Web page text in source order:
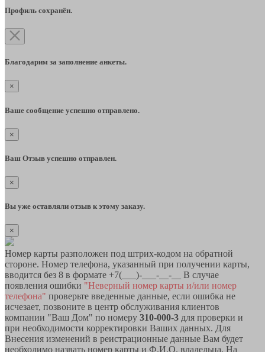
Профиль сохранён.
Благодарим за заполнение анкеты.
×
Ваше сообщение успешно отправлено.
×
Ваш Отзыв успешно отправлен.
×
Вы уже оставляли отзыв к этому заказу.
×
Номер карты разположен под штрих-кодом на обратной
стороне. Номер телефона, указанный при получении карты,
вводится без 8 в формате +7(___)-___-__-__ В случае
появления ошибки "Неверный номер карты и/или номер
телефона" проверьте введенные данные, если ошибка не
исчезает, позвоните в центр обслуживания клиентов
компании "Ваш Дом" по номеру 310-000-3 для проверки и
при необходимости корректировки Ваших данных. Для
Внесения изменений в реистрационные данные Вам будет
необходимо назвать номер карты и Ф.И.О. владельца. На